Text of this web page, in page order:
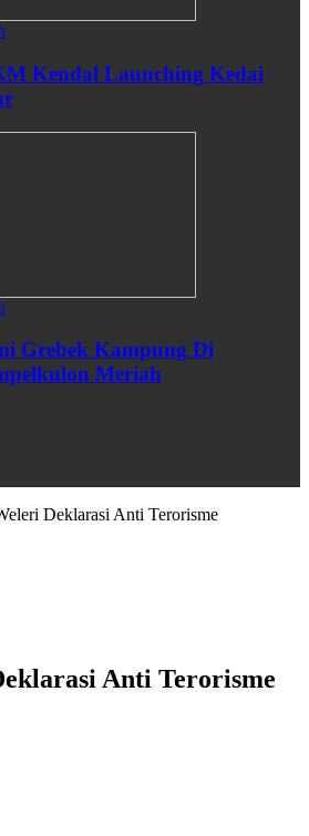
Kendal Launching Kedai
Grebek Kampung Di
Meriah
Deklarasi Anti Terorisme
Anti Terorisme